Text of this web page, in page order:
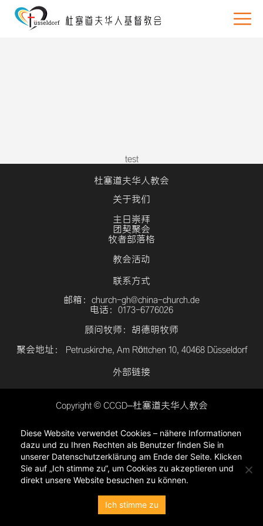
test
杜塞道夫华人教会
关于我们
主日崇拜
团契聚会
牧者部落格
教会活动
联系方式
邮箱：church-gh@china-church.de
电话：0173-6776026
顾问牧师：胡德明牧师
聚会地址： Petruskirche, Am Röttchen 10, 40468 Düsseldorf
外部链接
Copyright © CCGD–杜塞道夫华人教会
隐私政策
Diese Website verwendet Cookies – nähere Informationen
dazu und zu Ihren Rechten als Benutzer finden Sie in
unserer Datenschutzerklärung am Ende der Seite. Klicken
Sie auf „Ich stimme zu“, um Cookies zu akzeptieren und
direkt unsere Website besuchen zu können.
Ich stimme zu